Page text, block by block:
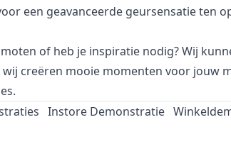
een geavanceerde geursensatie ten
of heb je inspiratie nodig? Wij
creëren mooie momenten voor jouw
Instore Demonstratie